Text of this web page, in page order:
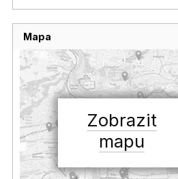
Mapa
Zobrazit
mapu